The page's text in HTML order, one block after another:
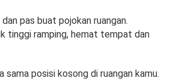
dan pas buat pojokan ruangan.
tinggi ramping, hemat tempat dan
sama posisi kosong di ruangan kamu.